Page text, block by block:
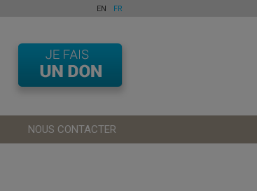
EN FR
NOUS CONTACTER